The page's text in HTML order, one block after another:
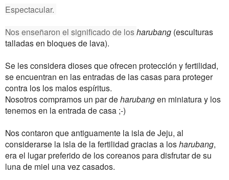
Espectacular.
Nos enseñaron el significado de losharubang (esculturas
talladas en bloques de lava).
Se les considera dioses que ofrecen protección y fertilidad,
se encuentran en las entradas de las casas para proteger
contra los los malos espíritus.
Nosotros compramos un par de harubangen miniatura y los
tenemos en la entrada de casa ;-)
Nos contaron que antiguamente la isla de Jeju, al
considerarse la isla de la fertilidad gracias a losharubang,
era el lugar preferido de los coreanos para disfrutar de su
luna de miel una vez casados.